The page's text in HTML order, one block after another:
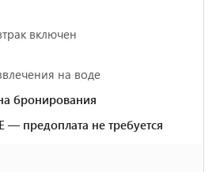
включен
на воде
бронирования
предоплата не требуется